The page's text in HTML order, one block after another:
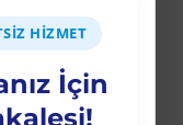
HIZMET
İçin
güneş